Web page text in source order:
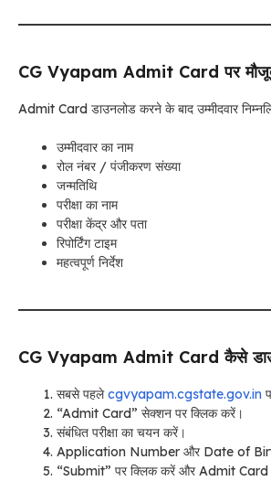
CG Vyapam Admit Card पर
Admit Card डाउनलोड करने के बाद उम्मीदवार
उम्मीदवार का नाम
रोल नंबर / पंजीकरण संख्या
जन्मतिथि
परीक्षा का नाम
परीक्षा केंद्र और पता
रिपोर्टिंग टाइम
महत्वपूर्ण निर्देश
CG Vyapam Admit Card कैसे
सबसे पहलेcgvyapam.cgstate.gov.in
“Admit Card” सेक्शन पर क्लिक करें।
संबंधित परीक्षा का चयन करें।
Application Number और Date of
“Submit” पर क्लिक करें और Admit Card